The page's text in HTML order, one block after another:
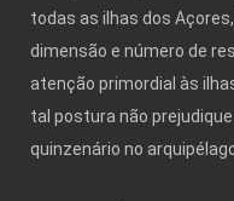
todas as ilhas dos
dimensão e número de
atenção primordial às
tal postura não
quinzenário no